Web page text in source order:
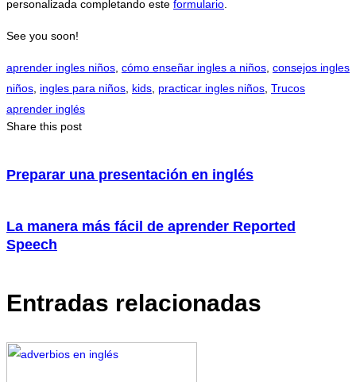
personalizada completando este formulario
See you soon!
aprender ingles niños cómo enseñar ingles a niños consejos ingles
niños ingles para niños kids practicar ingles niños Trucos
aprender inglés
Share this post
Preparar una presentación en inglés
La manera más fácil de aprender Reported
Speech
Entradas relacionadas